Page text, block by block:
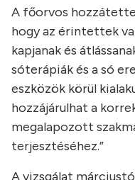
A főorvos
hogy az érintettek
kapjanak és
sóterápiák és a só
eszközök körül
hozzájárulhat a
megalapozott
terjesztéséhez.”
A vizsgálat